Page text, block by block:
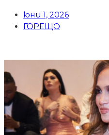
юни 1, 2026
ГОРЕЩО